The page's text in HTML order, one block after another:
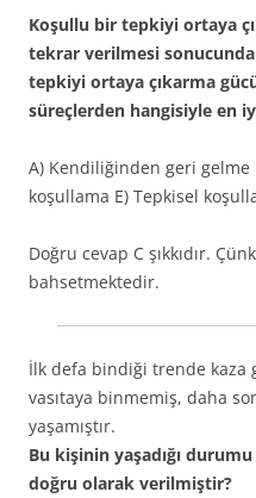
Koşullu bir tepkiyi ortaya
tekrar verilmesi sonucunda
tepkiyi ortaya çıkarma
süreçlerden hangisiyle en iyi
A) Kendiliğinden geri gelme
koşullama E) Tepkisel
Doğru cevap C şıkkıdır.
bahsetmektedir.
İlk defa bindiği trende
vasıtaya binmemiş, daha
yaşamıştır.
Bu kişinin yaşadığı
doğru olarak verilmiştir?